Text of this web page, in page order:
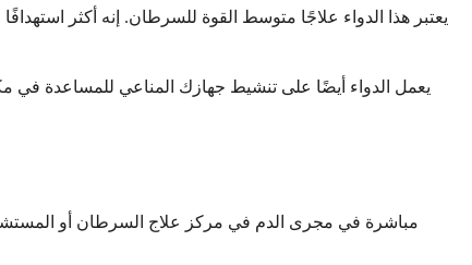
يعتبر هذا الدواء علاجًا متوسط ​​القوة للسرطان. إنه أكثر
يعمل الدواء أيضًا على تنشيط جهازك المناعي للمساعدة في